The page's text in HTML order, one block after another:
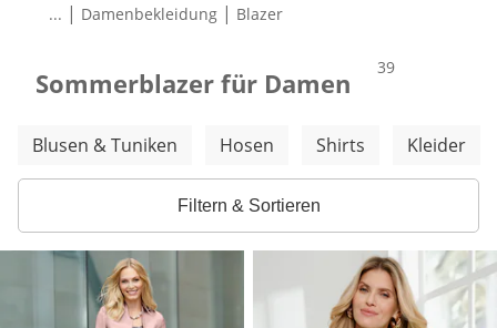
... | Damenbekleidung | Blazer
Sommerblazer für Damen Produkte
39
Weitere Kategorien überspringen
Blusen & Tuniken Hosen Shirts Kleider
Filtern & Sortieren